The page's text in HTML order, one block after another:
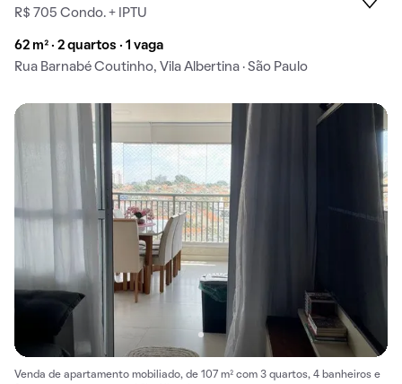
R$ 705 Condo. + IPTU
62 m² · 2 quartos · 1 vaga
Rua Barnabé Coutinho, Vila Albertina · São Paulo
Venda de apartamento mobiliado, de 107 m² com 3 quartos, 4 banheiros e